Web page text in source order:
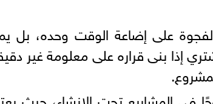
على إضاعة الوقت وحده، بل
إذا بنى قراره على معلومة غير
في المشاريع تحت الإنشاء، حيث